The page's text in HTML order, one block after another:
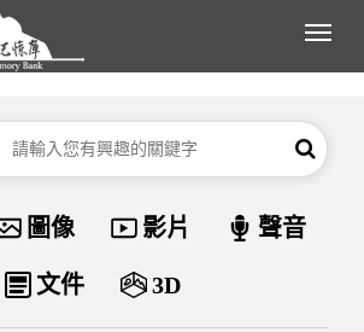
展
關鍵字 搜尋
資料類型
圖像 影片 聲音
文件 3D